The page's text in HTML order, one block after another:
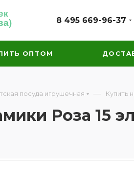
8 495 669-96-37
ОПТОМ
посуда игрушечная — Купить
Роза 15